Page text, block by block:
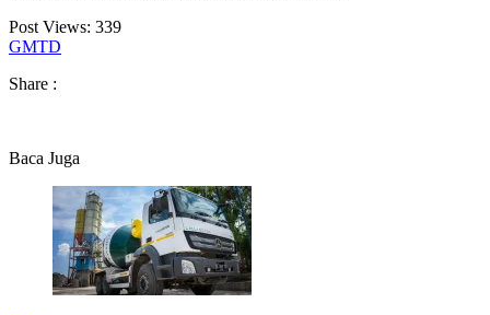
Post Views: 339
GMTD
Share :
Baca Juga